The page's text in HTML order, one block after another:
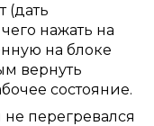
(дать
нажать на
на блоке
вернуть
состояние.
перегревался